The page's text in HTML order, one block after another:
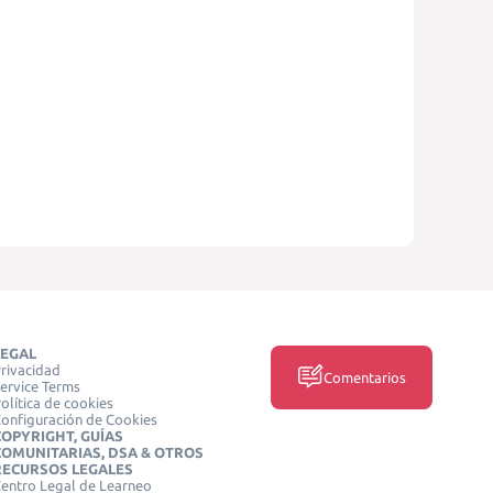
Terms
de cookies
de Cookies
GUÍAS
DSA & OTROS
LEGALES
Legal de Learneo
Comentarios